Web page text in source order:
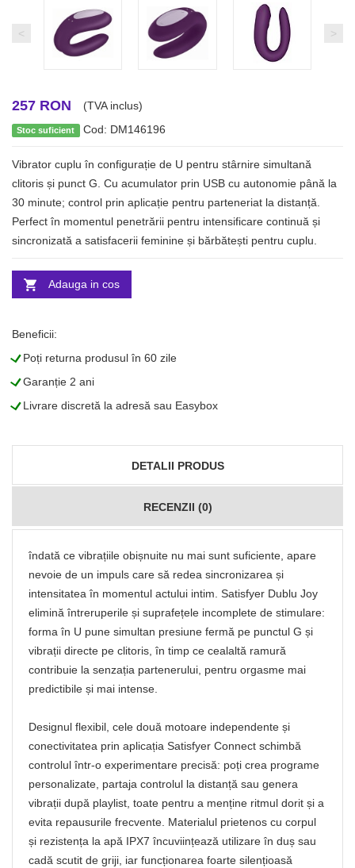
< >
257 RON (TVA inclus)
Stoc suficient Cod: DM146196
Vibrator cuplu în configurație de U pentru stârnire simultană
clitoris și punct G. Cu acumulator prin USB cu autonomie până la
30 minute; control prin aplicație pentru parteneriat la distanță.
Perfect în momentul penetrării pentru intensificare continuă și
sincronizată a satisfacerii feminine și bărbătești pentru cuplu.
Adauga in cos
Beneficii:
LPoți returna produsul în 60 zile
LGaranție 2 ani
LLivrare discretă la adresă sau Easybox
DETALII PRODUS
RECENZII (0)
îndată ce vibrațiile obișnuite nu mai sunt suficiente, apare
nevoie de un impuls care să redea sincronizarea și
intensitatea în momentul actului intim. Satisfyer Dublu Joy
elimină întreruperile și suprafețele incomplete de stimulare:
forma în U pune simultan presiune fermă pe punctul G și
vibrații directe pe clitoris, în timp ce cealaltă ramură
contribuie la senzația partenerului, pentru orgasme mai
predictibile și mai intense.
Designul flexibil, cele două motoare independente și
conectivitatea prin aplicația Satisfyer Connect schimbă
controlul într-o experimentare precisă: poți crea programe
personalizate, partaja controlul la distanță sau genera
vibrații după playlist, toate pentru a menține ritmul dorit și a
evita repausurile frecvente. Materialul prietenos cu corpul
și rezistența la apă IPX7 încuviințează utilizare în duș sau
cadă scutit de griji, iar funcționarea foarte silențioasă